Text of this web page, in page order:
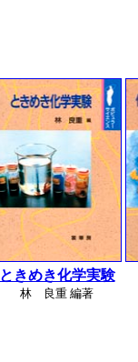
ときめき化学実験
林 良重 編著